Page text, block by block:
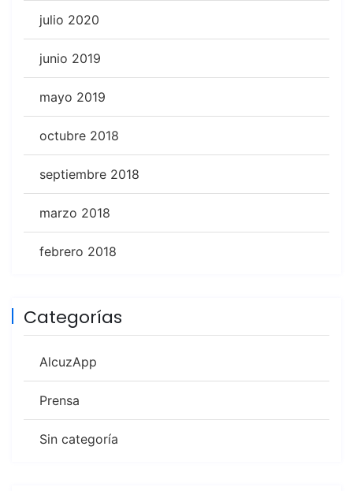
julio 2020
junio 2019
mayo 2019
octubre 2018
septiembre 2018
marzo 2018
febrero 2018
Categorías
AlcuzApp
Prensa
Sin categoría